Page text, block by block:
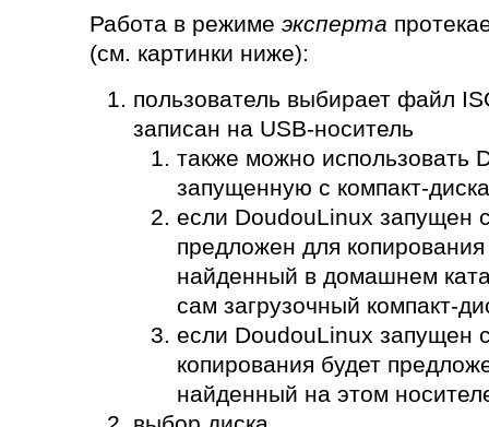
Работа в режиме эксперта
(см. картинки ниже):
пользователь выбирает файл
записан на USB-носитель
также можно использовать
запущенную с компакт-
если DoudouLinux запущен
предложен для
найденный в домашнем
сам загрузочный компакт-
если DoudouLinux запущен
копирования будет
найденный на этом